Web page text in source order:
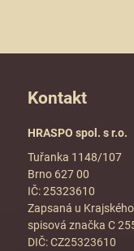
Kontakt
HRASPO spol. s r.o.
Tuřanka 1148/107
Brno 627 00
IČ: 25323610
Zapsaná u
spisová značka C
DIČ: CZ25323610